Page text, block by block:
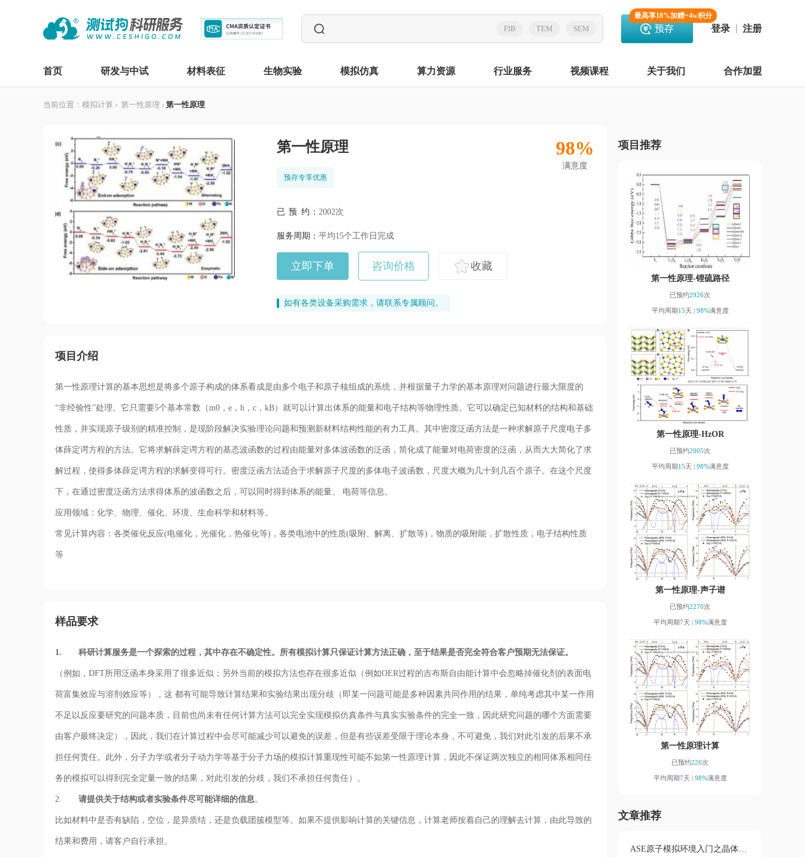
FIB TEM SEM
最高享18%加赠+4w积分
预存 登录 注册
首页 研发与中试 材料表征 生物实验 模拟仿真 算力资源 行业服务 视频课程 关于我们 合作加盟
当前位置： 模拟计算 › 第一性原理 › 第一性原理
98%
满意度
第一性原理
预存专享优惠
已 预 约： 2002次
服务周期： 平均15个工作日完成
立即下单 咨询价格 收藏
如有各类设备采购需求，请联系专属顾问。
项目介绍
第一性原理计算的基本思想是将多个原子构成的体系看成是由多个电子和原子核组成的系统，并根据量子力学的基本原理对问题进行最大限度的
“非经验性”处理。它只需要5个基本常数（m0，e，h，c，kB）就可以计算出体系的能量和电子结构等物理性质。它可以确定已知材料的结构和基础
性质，并实现原子级别的精准控制，是现阶段解决实验理论问题和预测新材料结构性能的有力工具。其中密度泛函方法是一种求解原子尺度电子多
体薛定谔方程的方法。它将求解薛定谔方程的基态波函数的过程由能量对多体波函数的泛函，简化成了能量对电荷密度的泛函，从而大大简化了求
解过程，使得多体薛定谔方程的求解变得可行。密度泛函方法适合于求解原子尺度的多体电子波函数，尺度大概为几十到几百个原子。在这个尺度
下，在通过密度泛函方法求得体系的波函数之后，可以同时得到体系的能量、 电荷等信息。
应用领域：化学、物理、催化、环境、生命科学和材料等。
常见计算内容：各类催化反应(电催化，光催化，热催化等)，各类电池中的性质(吸附、解离、扩散等)，物质的吸附能，扩散性质，电子结构性质
等
样品要求
1. 科研计算服务是一个探索的过程，其中存在不确定性。所有模拟计算只保证计算方法正确，至于结果是否完全符合客户预期无法保证。
（例如，DFT所用泛函本身采用了很多近似；另外当前的模拟方法也存在很多近似（例如OER过程的吉布斯自由能计算中会忽略掉催化剂的表面电
荷富集效应与溶剂效应等），这 都有可能导致计算结果和实验结果出现分歧（即某一问题可能是多种因素共同作用的结果，单纯考虑其中某一作用
不足以反应要研究的问题本质，目前也尚未有任何计算方法可以完全实现模拟仿真条件与真实实验条件的完全一致，因此研究问题的哪个方面需要
由客户最终决定），因此，我们在计算过程中会尽可能减少可以避免的误差，但是有些误差受限于理论本身，不可避免，我们对此引发的后果不承
担任何责任。此外，分子力学或者分子动力学等基于分子力场的模拟计算重现性可能不如第一性原理计算，因此不保证两次独立的相同体系相同任
务的模拟可以得到完全定量一致的结果，对此引发的分歧，我们不承担任何责任）。
2. 请提供关于结构或者实验条件尽可能详细的信息。
比如材料中是否有缺陷，空位，是异质结，还是负载团簇模型等。如果不提供影响计算的关键信息，计算老师按着自己的理解去计算，由此导致的
结果和费用，请客户自行承担。
项目推荐
第一性原理-锂硫路径
已预约2926次
平均周期15天 | 98%满意度
第一性原理-HzOR
已预约2005次
平均周期15天 | 98%满意度
第一性原理-声子谱
已预约2270次
平均周期7天 | 98%满意度
第一性原理计算
已预约226次
平均周期7天 | 98%满意度
文章推荐
ASE原子模拟环境入门之晶体和能带结构